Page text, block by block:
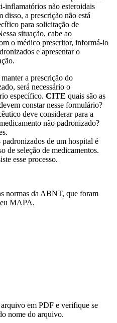
inflamatórios não esteroidais
a prescrição não está
para solicitação de
situação, cabe ao
o médico prescritor, informá-lo
e apresentar o
a prescrição do
será necessário o
específico. CITE quais são as
constar nesse formulário?
deve considerar para a
não padronizado?
de um hospital é
de seleção de medicamentos.
esse processo.
normas da ABNT, que foram
MAPA.
em PDF e verifique se
nome do arquivo.